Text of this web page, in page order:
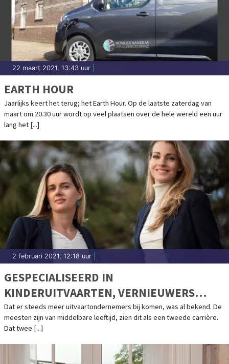
22 maart 2021, 13:43 uur
EARTH HOUR
Jaarlijks keert het terug; het Earth Hour. Op de laatste zaterdag van
maart om 20.30 uur wordt op veel plaatsen over de hele wereld een uur
lang het [...]
2 februari 2021, 12:18 uur
GESPECIALISEERD IN
KINDERUITVAARTEN, VERNIEUWERS
BINNEN DE UITVAARTBRANCHE
Dat er steeds meer uitvaartondernemers bij komen, was al bekend. De
meesten zijn van middelbare leeftijd, zien dit als een tweede carrière.
Dat twee [...]